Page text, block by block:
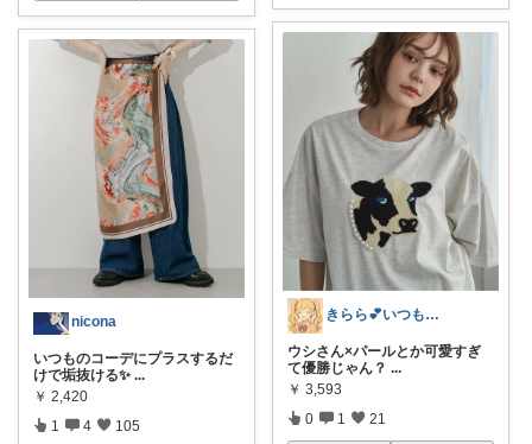
nicona
いつものコーデにプラスするだ
けで垢抜ける✨ ...
￥ 2,420
1 4 105
きらら💕いつもありがとう🎉
ウシさん×パールとか可愛すぎ
て優勝じゃん？ ...
￥ 3,593
0 1 21